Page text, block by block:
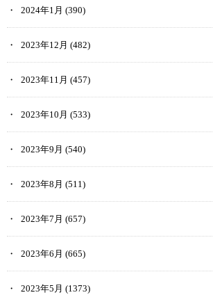
2024年1月 (390)
2023年12月 (482)
2023年11月 (457)
2023年10月 (533)
2023年9月 (540)
2023年8月 (511)
2023年7月 (657)
2023年6月 (665)
2023年5月 (1373)